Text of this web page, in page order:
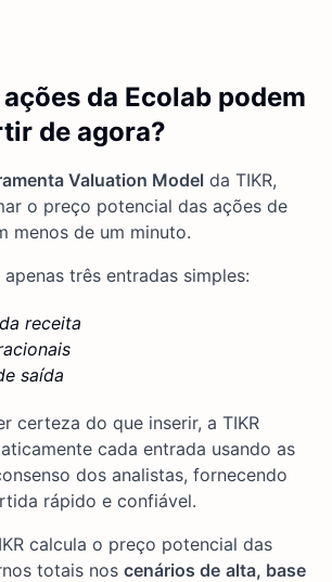
da Ecolab podem
de agora?
Valuation Model da TIKR,
o preço potencial das ações de
menos de um minuto.
apenas três entradas simples:
receita
saída
certeza do que inserir, a TIKR
cada entrada usando as
dos analistas, fornecendo
rápido e confiável.
calcula o preço potencial das
totais nos cenários de alta, base